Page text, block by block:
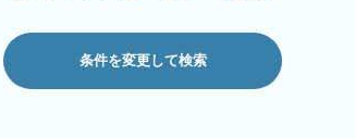
条件を変更して検索